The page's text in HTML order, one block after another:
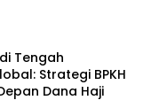
Tengah
Strategi BPKH
Dana Haji